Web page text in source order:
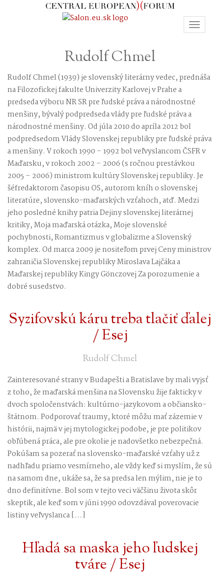
Toggle
Rudolf Chmel
Rudolf Chmel (1939) je slovenský literárny vedec, prednáša
na Filozofickej fakulte Univerzity Karlovej v Prahe a
predseda výboru NR SR pre ľudské práva a národnostné
menšiny, bývalý podpredseda vlády pre ľudské práva a
národnostné menšiny. Od júla 2010 do apríla 2012 bol
podpredsedom Vlády Slovenskej republiky pre ľudské práva
a menšiny. V rokoch 1990 – 1992 bol veľvyslancom ČSFR v
Maďarsku, v rokoch 2002 – 2006 (s ročnou prestávkou
2005 – 2006) ministrom kultúry Slovenskej republiky. Je
šéfredaktorom časopisu OS, autorom kníh o slovenskej
literatúre, slovensko-maďarských vzťahoch, atď. Medzi
jeho posledné knihy patria Dejiny slovenskej literárnej
kritiky, Moja maďarská otázka, Moje slovenské
pochybnosti, Romantizmus v globalizme a Slovenský
komplex. Od marca 2009 je nositeľom prvej Ceny ministrov
zahraničia Slovenskej republiky Miroslava Lajčáka a
Maďarskej republiky Kingy Gönczovej Za porozumenie a
dobré susedstvo.
Syzifovskú káru treba tlačiť ďalej
/ Esej
Rudolf Chmel
Zainteresované strany v Budapešti a Bratislave by mali vyjsť
z toho, že maďarská menšina na Slovensku žije fakticky v
dvoch spoločenstvách: kultúrno-jazykovom a občiansko-
štátnom. Podporovať traumy, ktoré môžu mať zázemie v
histórii, najmä v jej mytologickej podobe, je pre politikov
obľúbená práca, ale pre okolie je nadovšetko nebezpečná.
Pokúšam sa pozerať na slovensko-maďarské vzťahy už z
nadhľadu priamo vesmírneho, ale vždy keď si myslím, že sú
na samom dne, ukáže sa, že sa predsa len mýlim, nie je to
dno definitívne. Bol som v tejto veci väčšinu života skôr
skeptik, ale keď som v júni 1990 odovzdával poverovacie
listiny veľvyslanca […]
Hľadá sa maska jeho ľudskej
tváre / Esej